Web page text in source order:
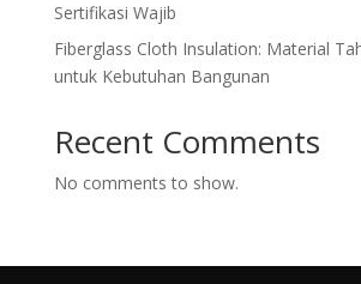
Sertifikasi Wajib
Fiberglass Cloth Insulation: Material
untuk Kebutuhan Bangunan
Recent Comments
No comments to show.